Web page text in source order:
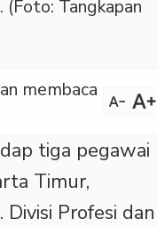
Tangkapan
membaca text_decrease text_increase
tiga pegawai
Timur,
Profesi dan